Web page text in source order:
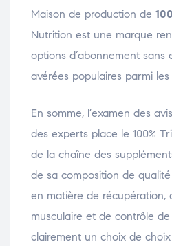
Maison de production de
Nutrition est une marque
options d’abonnement sans
avérées populaires parmi
En somme, l’examen des
des experts place le 100%
de la chaîne des
de sa composition de qualité
en matière de récupération,
musculaire et de contrôle de
clairement un choix de